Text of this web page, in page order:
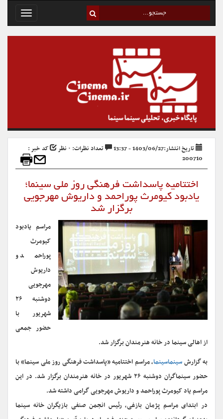
Toggle
تاریخ انتشار:1403/06/27 - 13:37 تعداد نظرات: ۰ نظر
کد خبر :
200710
اختتامیه پاسداشت فرهنگی روز ملی سینما؛
یادبود کیومرث پوراحمد و داریوش مهرجویی
برگزار شد
مراسم یادبود
کیومرث
پوراحمد و
داریوش
مهرجویی
دوشنبه ۲۶
شهریور با
حضور جمعی
از اهالی سینما در خانه هنرمندان برگزار شد.
به گزارشسینماسینما، مراسم اختتامیه «پاسداشت فرهنگی روز ملی سینما» با
حضور سینماگران دوشنبه ۲۶ شهریور در خانه هنرمندان برگزار شد. در این
مراسم یاد کیومرث پوراحمد و داریوش مهرجویی گرامی داشته شد.
در ابتدای مراسم پژمان بازغی، رئیس انجمن صنفی بازیگران خانه سینما